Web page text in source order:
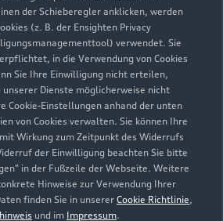
der Schieberegler anklicken, werden
(z. B. der Ensighten Privacy
verwendet. Sie
in die Verwendung von Cookies
Sie Ihre Einwilligung nicht erteilen,
unserer Dienste möglicherweise nicht
Cookie-Einstellungen anhand der unten
von Cookies verwalten. Sie können Ihre
Wirkung zum Zeitpunkt des Widerrufs
der Einwilligung beachten Sie bitte
in der Fußzeile der Webseite. Weitere
Hinweise zur Verwendung Ihrer
finden Sie in unserer Cookie Richtlinie,
und im Impressum.